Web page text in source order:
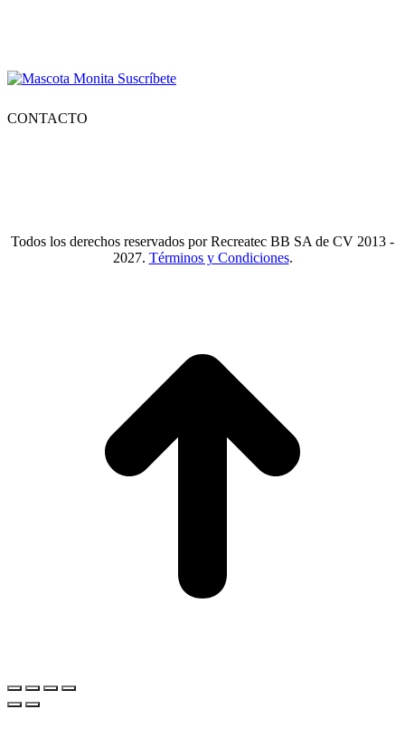
CONTACTO
Todos los derechos reservados por Recreatec BB SA de CV 2013 -
2027. Términos y Condiciones.